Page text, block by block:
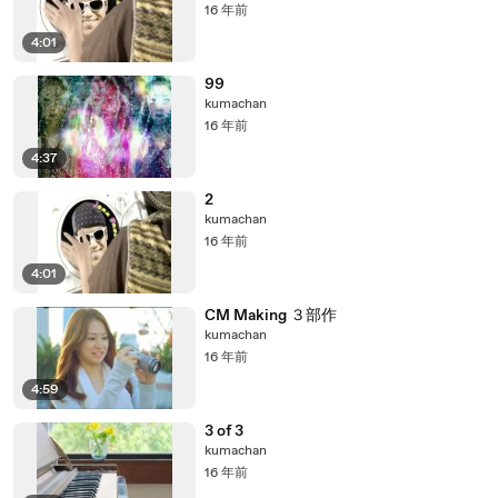
4:01
16 年前
4:37
99
kumachan
16 年前
4:01
2
kumachan
16 年前
4:59
CM Making ３部作
kumachan
16 年前
3 of 3
kumachan
16 年前